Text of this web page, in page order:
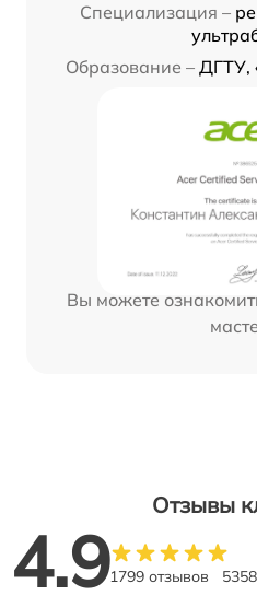
Специализация –
Образование – ДГТУ,
Вы можете
Отзывы
4.91799 отзывов